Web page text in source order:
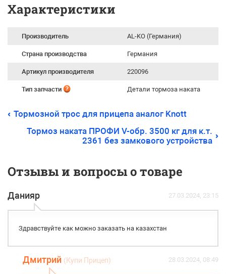
Характеристики
Производитель AL-KO (Германия)
Страна производства Германия
Артикул производителя 220096
Тип запчасти Детали тормоза наката
Тормозной трос для прицепа аналог Knott
Тормоз наката ПРОФИ V-обр. 3500 кг для к.т.
2361 без замкового устройства
Отзывы и вопросы о товаре
Данияр 27.03.2024, 23:15
Здравствуйте как можно заказать на казахстан
Дмитрий (Купи Прицеп) 28.03.2024, 08:49